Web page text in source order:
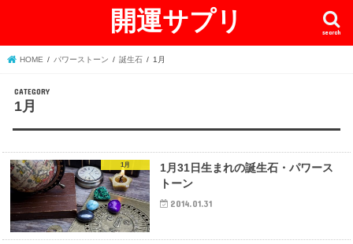
開運サプリ search
HOME パワーストーン 誕生石 1月
1月
1月
1月31日生まれの誕生石・パワース
トーン
2014.01.31